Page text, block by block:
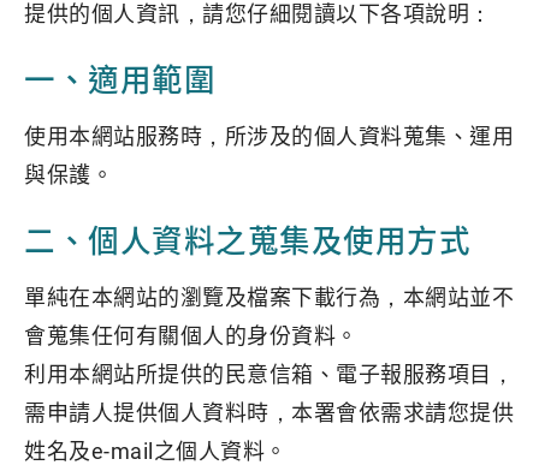
提供的個人資訊，請您仔細閱讀以下各項說明：
一、適用範圍
使用本網站服務時，所涉及的個人資料蒐集、運用
與保護。
二、個人資料之蒐集及使用方式
單純在本網站的瀏覽及檔案下載行為，本網站並不
會蒐集任何有關個人的身份資料。
利用本網站所提供的民意信箱、電子報服務項目，
需申請人提供個人資料時，本署會依需求請您提供
姓名及e-mail之個人資料。